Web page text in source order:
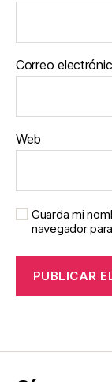
Correo
Web
Guarda mi
navegador